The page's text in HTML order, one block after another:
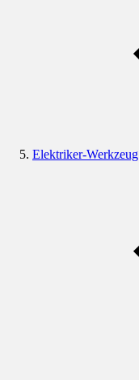
Elektriker-Werkzeug